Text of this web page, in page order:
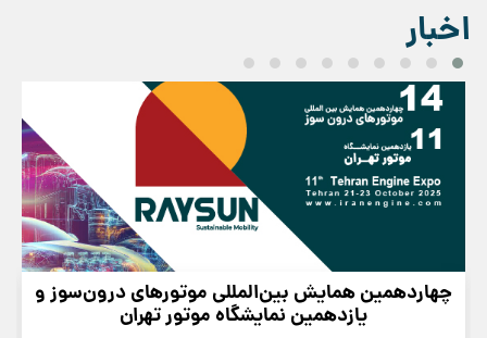
اخبار
چهاردهمین همایش بین‌المللی موتورهای درون‌سوز و
یازدهمین نمایشگاه موتور تهران